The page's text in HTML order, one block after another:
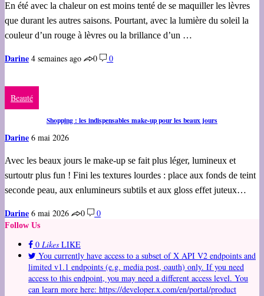
En été avec la chaleur on est moins tenté de se maquiller les lèvres
que durant les autres saisons. Pourtant, avec la lumière du soleil la
couleur d’un rouge à lèvres ou la brillance d’un …
Darine 4 semaines ago 0 0
Beauté
Shopping : les indispensables make-up pour les beaux jours
Darine 6 mai 2026
Avec les beaux jours le make-up se fait plus léger, lumineux et
surtoutr plus fun ! Fini les textures lourdes : place aux fonds de teint
seconde peau, aux enlumineurs subtils et aux gloss effet juteux…
Darine 6 mai 2026 0 0
Follow Us
0 Likes LIKE
You currently have access to a subset of X API V2 endpoints and
limited v1.1 endpoints (e.g. media post, oauth) only. If you need
access to this endpoint, you may need a different access level. You
can learn more here: https://developer.x.com/en/portal/product